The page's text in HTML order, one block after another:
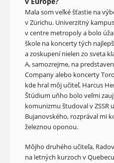
Mala som veľké šťastie na
v Zürichu. Univerzitný
v centre metropoly a bolo
škole na koncerty tých
a zoskupení nielen zo sveta
A, samozrejme, na
Company alebo koncerty
kde hral môj učiteľ, Harcus
Štúdium uňho bolo veľmi
komunizmu študoval v ZSSR
Bujanovského, rozprával mi
železnou oponou.
Môjho druhého učiteľa,
na letných kurzoch v